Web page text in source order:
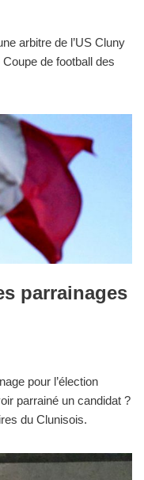
arbitre de l’US Cluny
de football des
parrainages
pour l’élection
parrainé un candidat ?
du Clunisois.